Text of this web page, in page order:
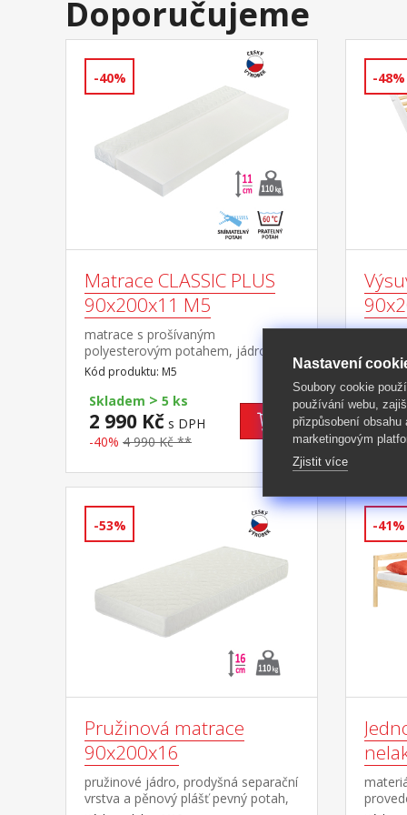
Doporučujeme
-40%
Matrace CLASSIC PLUS
90x200x11 M5
matrace s prošívaným
polyesterovým potahem, jádro z
Flexifoam pěny vhodná pro všechny
typy roštů potah snímatelný a
pratelný do 40 °C doporučená
nosnost do 110 kg
Kód produktu: M5
Skladem > 5 ks
2 990 Kč s DPH
-40% 4 990 Kč **
-48%
výška
cm
Kód
2
-48%
-53%
Pružinová matrace
90x200x16
pružinové jádro, prodyšná separační
vrstva a pěnový plášť pevný potah,
-41%
Nastavení
Soubory cookie
používání webu,
přizpůsobení obsahu
marketingovým
Zjistit více